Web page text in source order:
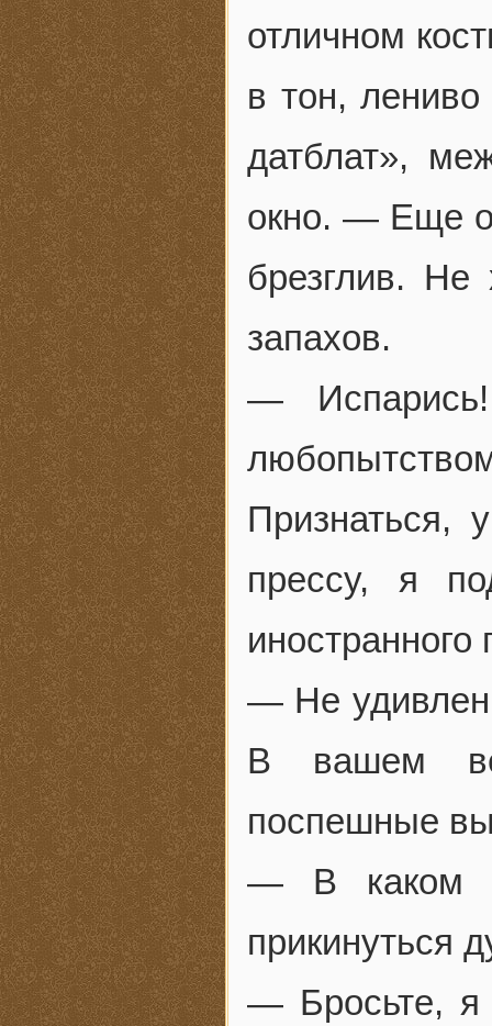
отличном
в тон, лениво
датблат»,
окно. — Еще
брезглив. Не
запахов.
—
Признаться,
прессу, я
иностранного
— Не
В вашем
поспешные
— В каком
прикинуться
— Бросьте, я